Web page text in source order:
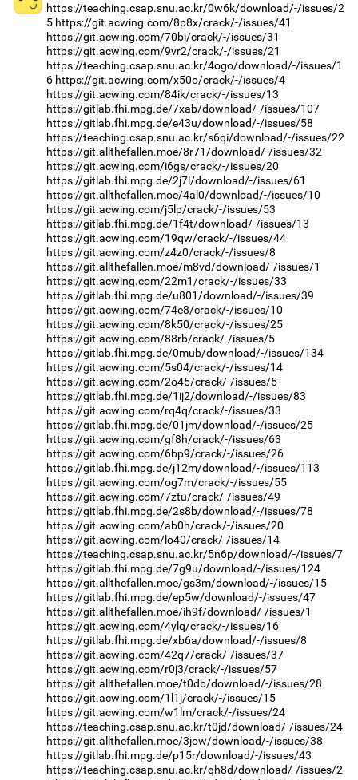
https://teaching.csap.snu.ac.kr/0w6k/download/-/issues/2
5 https://git.acwing.com/8p8x/crack/-/issues/41
https://git.acwing.com/70bi/crack/-/issues/31
https://git.acwing.com/9vr2/crack/-/issues/21
https://teaching.csap.snu.ac.kr/4ogo/download/-/issues/1
6 https://git.acwing.com/x50o/crack/-/issues/4
https://git.acwing.com/84ik/crack/-/issues/13
https://gitlab.fhi.mpg.de/7xab/download/-/issues/107
https://gitlab.fhi.mpg.de/e43u/download/-/issues/58
https://teaching.csap.snu.ac.kr/s6qi/download/-/issues/22
https://git.allthefallen.moe/8r71/download/-/issues/32
https://git.acwing.com/i6gs/crack/-/issues/20
https://gitlab.fhi.mpg.de/2j7l/download/-/issues/61
https://git.allthefallen.moe/4al0/download/-/issues/10
https://git.acwing.com/j5lp/crack/-/issues/53
https://gitlab.fhi.mpg.de/1f4t/download/-/issues/13
https://git.acwing.com/19qw/crack/-/issues/44
https://git.acwing.com/z4z0/crack/-/issues/8
https://git.allthefallen.moe/m8vd/download/-/issues/1
https://git.acwing.com/22m1/crack/-/issues/33
https://gitlab.fhi.mpg.de/u801/download/-/issues/39
https://git.acwing.com/74e8/crack/-/issues/10
https://git.acwing.com/8k50/crack/-/issues/25
https://git.acwing.com/88rb/crack/-/issues/5
https://gitlab.fhi.mpg.de/0mub/download/-/issues/134
https://git.acwing.com/5s04/crack/-/issues/14
https://git.acwing.com/2o45/crack/-/issues/5
https://gitlab.fhi.mpg.de/1ij2/download/-/issues/83
https://git.acwing.com/rq4q/crack/-/issues/33
https://gitlab.fhi.mpg.de/01jm/download/-/issues/25
https://git.acwing.com/gf8h/crack/-/issues/63
https://git.acwing.com/6bp9/crack/-/issues/26
https://gitlab.fhi.mpg.de/j12m/download/-/issues/113
https://git.acwing.com/og7m/crack/-/issues/55
https://git.acwing.com/7ztu/crack/-/issues/49
https://gitlab.fhi.mpg.de/2s8b/download/-/issues/78
https://git.acwing.com/ab0h/crack/-/issues/20
https://git.acwing.com/lo40/crack/-/issues/14
https://teaching.csap.snu.ac.kr/5n6p/download/-/issues/7
https://gitlab.fhi.mpg.de/7g9u/download/-/issues/124
https://git.allthefallen.moe/gs3m/download/-/issues/15
https://gitlab.fhi.mpg.de/ep5w/download/-/issues/47
https://git.allthefallen.moe/ih9f/download/-/issues/1
https://git.acwing.com/4ylq/crack/-/issues/16
https://gitlab.fhi.mpg.de/xb6a/download/-/issues/8
https://git.acwing.com/42q7/crack/-/issues/37
https://git.acwing.com/r0j3/crack/-/issues/57
https://git.allthefallen.moe/t0db/download/-/issues/28
https://git.acwing.com/1l1j/crack/-/issues/15
https://git.acwing.com/w1lm/crack/-/issues/24
https://teaching.csap.snu.ac.kr/t0jd/download/-/issues/24
https://git.allthefallen.moe/3jow/download/-/issues/38
https://gitlab.fhi.mpg.de/p15r/download/-/issues/43
https://teaching.csap.snu.ac.kr/qh8d/download/-/issues/2